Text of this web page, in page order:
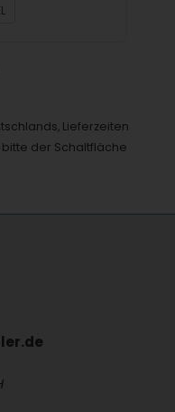
Lieferzeiten
der Schaltfläche